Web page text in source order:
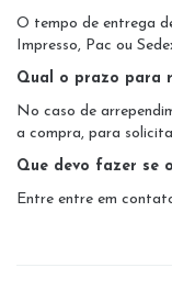
O tempo de entrega
Impresso, Pac ou
Qual o prazo para
No caso de
a compra, para
Que devo fazer se
Entre entre em